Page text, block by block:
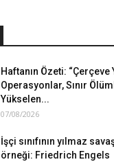
Haftanın Özeti: “Çerçeve
Operasyonlar, Sınır
Yükselen...
07/08/2026
İşçi sınıfının yılmaz
örneği: Friedrich Engels